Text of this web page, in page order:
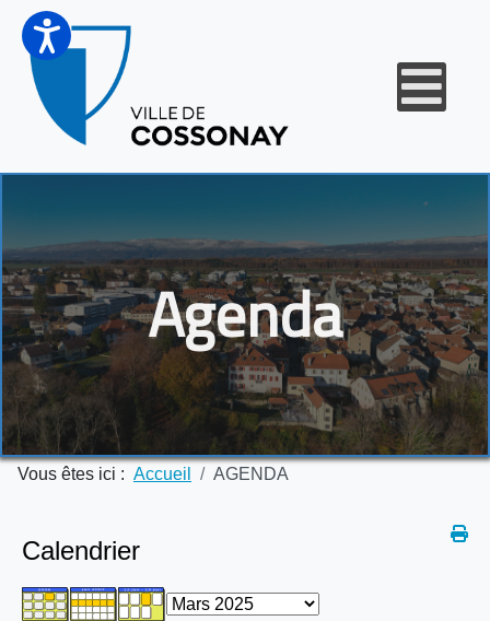
Agenda
Vous êtes ici : Accueil AGENDA
Calendrier